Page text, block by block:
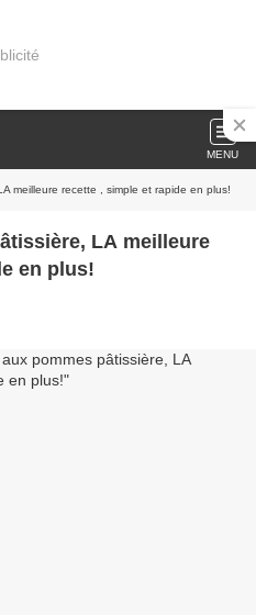
MENU
meilleure recette , simple et rapide en plus!
LA meilleure
en plus!